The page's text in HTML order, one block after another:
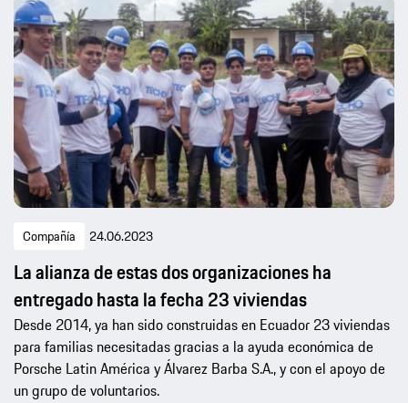
Compañía 24.06.2023
La alianza de estas dos organizaciones ha
entregado hasta la fecha 23 viviendas
Desde 2014, ya han sido construidas en Ecuador 23 viviendas
para familias necesitadas gracias a la ayuda económica de
Porsche Latin América y Álvarez Barba S.A., y con el apoyo de
un grupo de voluntarios.